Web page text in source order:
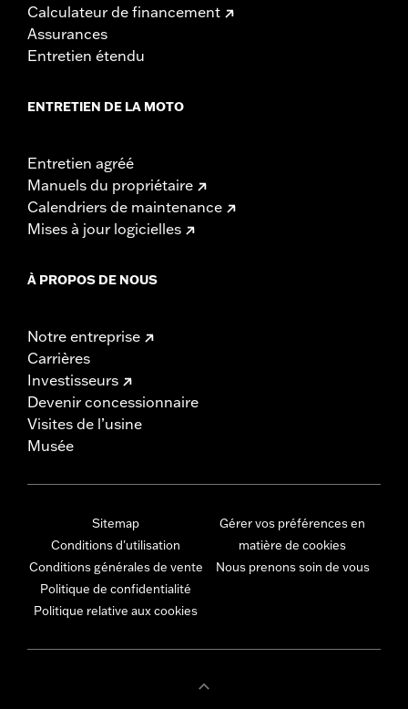
Calculateur de financement
Assurances
Entretien étendu
ENTRETIEN DE LA MOTO
Entretien agréé
Manuels du propriétaire
Calendriers de maintenance
Mises à jour logicielles
À PROPOS DE NOUS
Notre entreprise
Carrières
Investisseurs
Devenir concessionnaire
Visites de l’usine
Musée
Sitemap
Conditions d'utilisation
Conditions générales de vente
Politique de confidentialité
Politique relative aux cookies
Gérer vos préférences en
matière de cookies
Nous prenons soin de vous